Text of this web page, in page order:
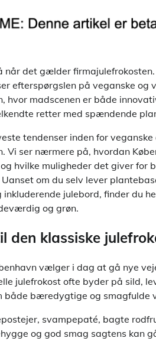
når det gælder
efterspørgslen på veganske og
hvor madscenen er både
retter med spændende
tendenser inden for
Vi ser nærmere på, hvordan
hvilke muligheder det giver for
om du selv lever
julebord, finder du
og grøn.
den klassiske
vælger i dag at gå nye
julefrokost ofte byder på sild,
både bæredygtige og smagfulde
svampepaté, bagte
og god smag sagtens kan